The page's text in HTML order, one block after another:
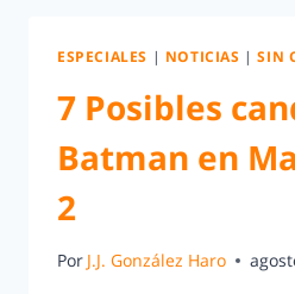
ESPECIALES | NOTICIAS |SIN
7 Posibles
Batman en
2
Por J.J. González Haro